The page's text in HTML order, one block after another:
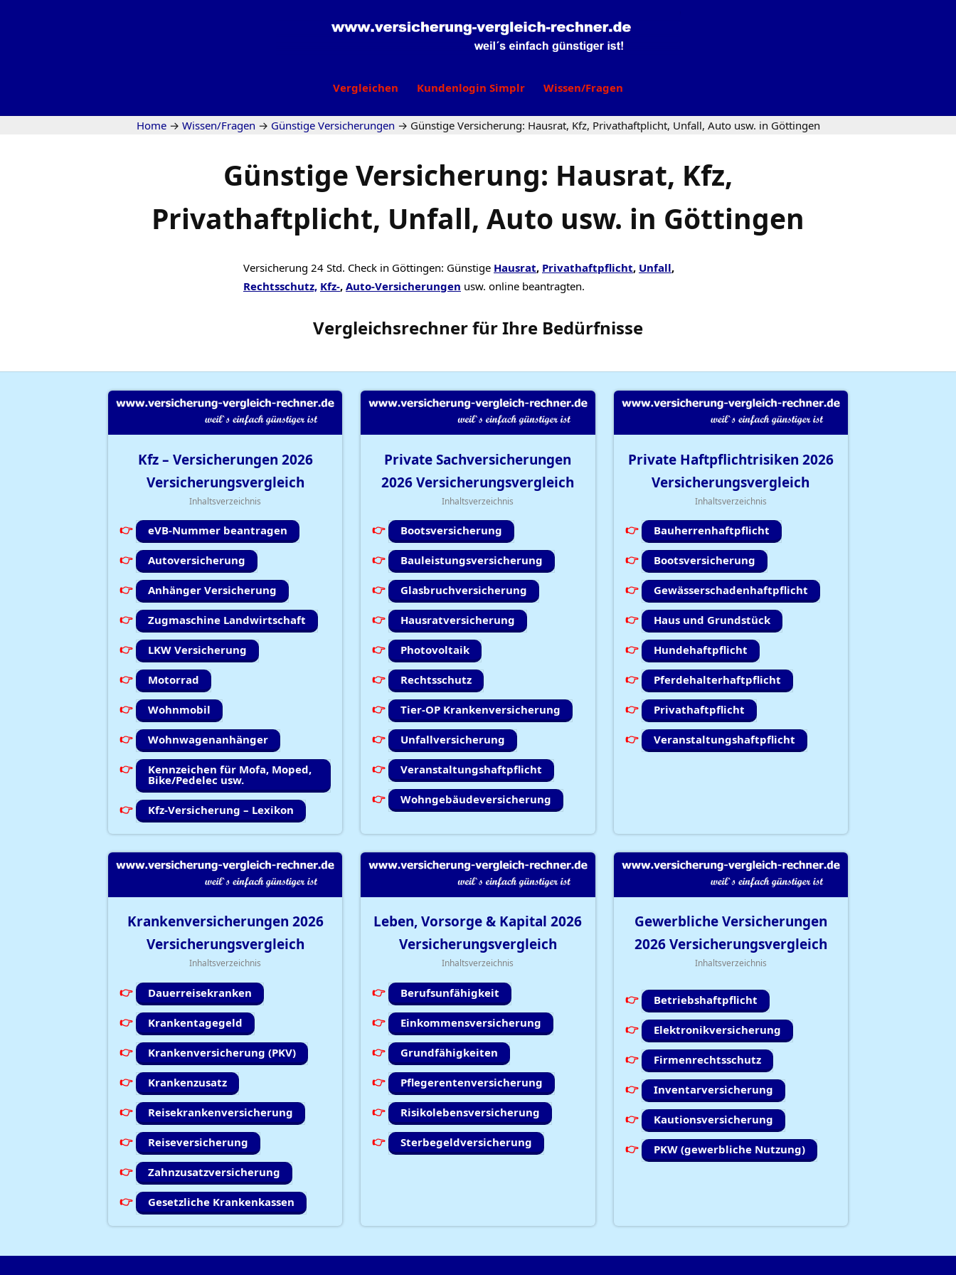
Vergleichen Kundenlogin Simplr Wissen/Fragen
Home → Wissen/Fragen → Günstige Versicherungen → Günstige Versicherung: Hausrat, Kfz, Privathaftplicht, Unfall, Auto usw. in Göttingen
Günstige Versicherung: Hausrat, Kfz,
Privathaftplicht, Unfall, Auto usw. in Göttingen
Versicherung 24 Std. Check in Göttingen: Günstige Hausrat, Privathaftpflicht, Unfall,
Rechtsschutz, Kfz-, Auto-Versicherungen usw. online beantragten.
Vergleichsrechnerfür Ihre Bedürfnisse
Kfz – Versicherungen 2026
Versicherungsvergleich
Inhaltsverzeichnis
eVB-Nummer beantragen
Autoversicherung
Anhänger Versicherung
Zugmaschine Landwirtschaft
LKW Versicherung
Motorrad
Wohnmobil
Wohnwagenanhänger
Kennzeichen für Mofa, Moped,
Bike/Pedelec usw.
Kfz-Versicherung – Lexikon
Private Sachversicherungen
2026Versicherungsvergleich
Inhaltsverzeichnis
Bootsversicherung
Bauleistungsversicherung
Glasbruchversicherung
Hausratversicherung
Photovoltaik
Rechtsschutz
Tier-OP Krankenversicherung
Unfallversicherung
Veranstaltungshaftpflicht
Wohngebäudeversicherung
Private Haftpflichtrisiken 2026
Versicherungsvergleich
Inhaltsverzeichnis
Bauherrenhaftpflicht
Bootsversicherung
Gewässerschadenhaftpflicht
Haus und Grundstück
Hundehaftpflicht
Pferdehalterhaftpflicht
Privathaftpflicht
Veranstaltungshaftpflicht
Krankenversicherungen 2026
Versicherungsvergleich
Inhaltsverzeichnis
Dauerreisekranken
Krankentagegeld
Krankenversicherung (PKV)
Krankenzusatz
Reisekrankenversicherung
Reiseversicherung
Zahnzusatzversicherung
Gesetzliche Krankenkassen
Leben, Vorsorge & Kapital2026
Versicherungsvergleich
Inhaltsverzeichnis
Berufsunfähigkeit
Einkommensversicherung
Grundfähigkeiten
Pflegerentenversicherung
Risikolebensversicherung
Sterbegeldversicherung
Gewerbliche Versicherungen
2026Versicherungsvergleich
Inhaltsverzeichnis
Betriebshaftpflicht
Elektronikversicherung
Firmenrechtsschutz
Inventarversicherung
Kautionsversicherung
PKW (gewerbliche Nutzung)